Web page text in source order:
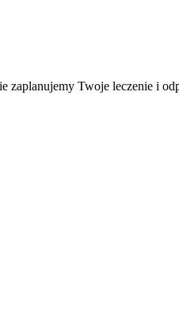
Twoje leczenie i